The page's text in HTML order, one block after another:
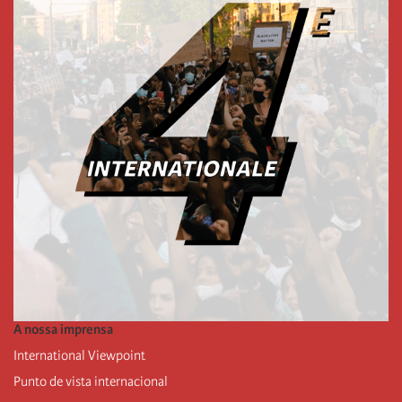
A nossa imprensa
International Viewpoint
Punto de vista internacional